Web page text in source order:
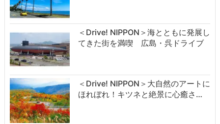
＜Drive! NIPPON＞海とともに発展し
てきた街を満喫 広島・呉ドライブ
＜Drive! NIPPON＞大自然のアートに
ほれぼれ！キツネと絶景に心癒さ…